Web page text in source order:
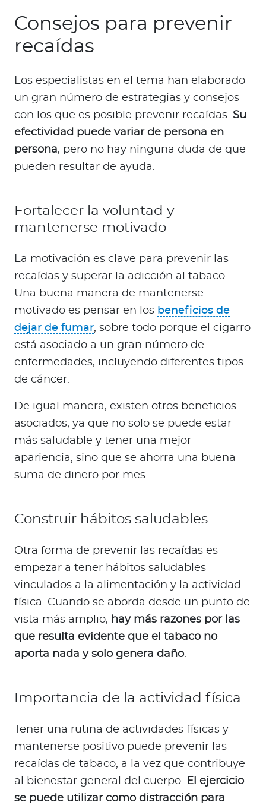
Consejos para prevenir
recaídas
Los especialistas en el tema han elaborado
un gran número de estrategias y consejos
con los que es posible prevenir recaídas. Su
efectividad puede variar de persona en
persona, pero no hay ninguna duda de que
pueden resultar de ayuda.
Fortalecer la voluntad y
mantenerse motivado
La motivación es clave para prevenir las
recaídas y superar la adicción al tabaco.
Una buena manera de mantenerse
motivado es pensar en los beneficios de
dejar de fumar, sobre todo porque el cigarro
está asociado a un gran número de
enfermedades, incluyendo diferentes tipos
de cáncer.
De igual manera, existen otros beneficios
asociados, ya que no solo se puede estar
más saludable y tener una mejor
apariencia, sino que se ahorra una buena
suma de dinero por mes.
Construir hábitos saludables
Otra forma de prevenir las recaídas es
empezar a tener hábitos saludables
vinculados a la alimentación y la actividad
física. Cuando se aborda desde un punto de
vista más amplio, hay más razones por las
que resulta evidente que el tabaco no
aporta nada y solo genera daño.
Importancia de la actividad física
Tener una rutina de actividades físicas y
mantenerse positivo puede prevenir las
recaídas de tabaco, a la vez que contribuye
al bienestar general del cuerpo. El ejercicio
se puede utilizar como distracción para